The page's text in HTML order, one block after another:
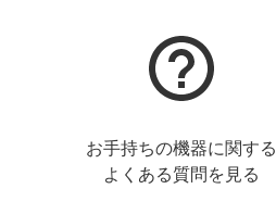
お手持ちの機器に関する
よくある質問を見る